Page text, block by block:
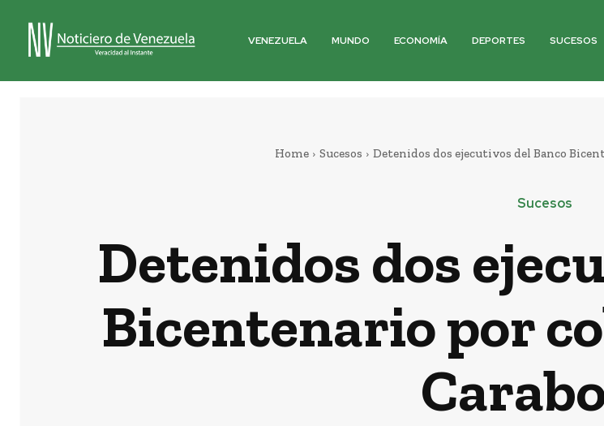
VENEZUELA MUNDO ECONOMÍA DEPORTES SUCESOS
Home Sucesos Detenidos dos ejecutivos del Banco
Sucesos
Detenidos dos
Bicentenario por